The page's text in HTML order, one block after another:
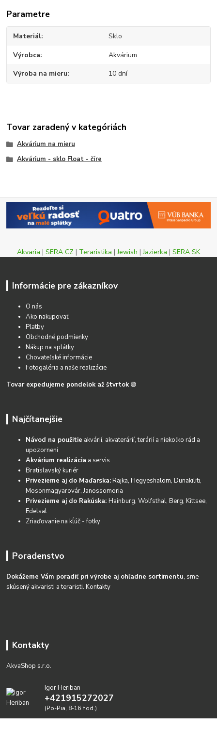
Parametre
Materiál Sklo
Výrobca Akvárium
Výroba na mieru 10 dní
Tovar zaradený v kategóriách
Akvárium na mieru
Akvárium - sklo Float - číre
Akvaria | SERA CZ | Teraristika |Jewish |Jazierka | SERA SK
Informácie pre zákazníkov
O nás
Ako nakupovať
Platby
Obchodné podmienky
Nákup na splátky
Chovateľské informácie
Fotogaléria a naše realizácie
Tovar expedujeme pondelok až štvrtok 🟢
Najčítanejšie
Návod na použitie akvárií, akvaterárií, terárií a niekoľko rád a
upozornení
Akvárium realizácia a servis
Bratislavský kuriér
Privezieme aj do Maďarska:Rajka, Hegyeshalom, Dunakiliti,
Mosonmagyarovár, Janossomoria
Privezieme aj do Rakúska:Hainburg, Wolfsthal, Berg, Kittsee,
Edelsal
Zriaďovanie na kĺúč - fotky
Poradenstvo
Dokážeme Vám poradiť pri výrobe aj ohľadne sortimentu, sme
skúsený akvaristi a teraristi.Kontakty
Kontakty
AkvaShop s.r.o.
Igor Heriban
+421915272027
(Po-Pia, 8-16 hod.)